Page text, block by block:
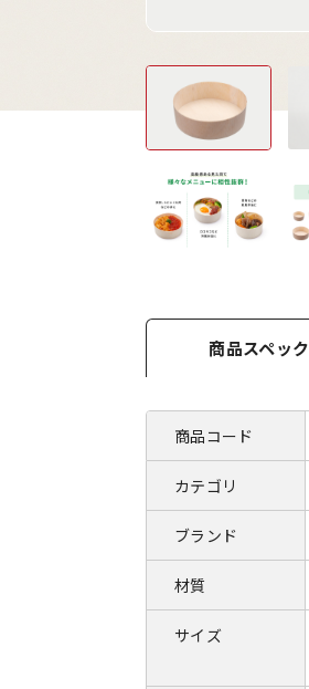
商品スペック
商品コード
カテゴリ
ブランド
材質
サイズ